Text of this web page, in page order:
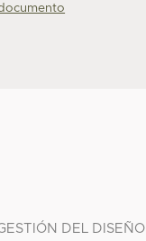
DEL DISEÑO